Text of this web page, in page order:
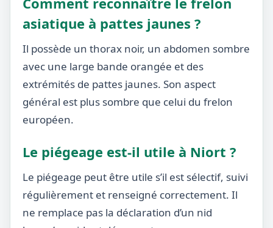
asiatique à pattes jaunes ?
Il possède un thorax noir, un abdomen sombre
avec une large bande orangée et des
extrémités de pattes jaunes. Son aspect
général est plus sombre que celui du frelon
européen.
Le piégeage est-il utile à Niort ?
Le piégeage peut être utile s’il est sélectif, suivi
régulièrement et renseigné correctement. Il
ne remplace pas la déclaration d’un nid